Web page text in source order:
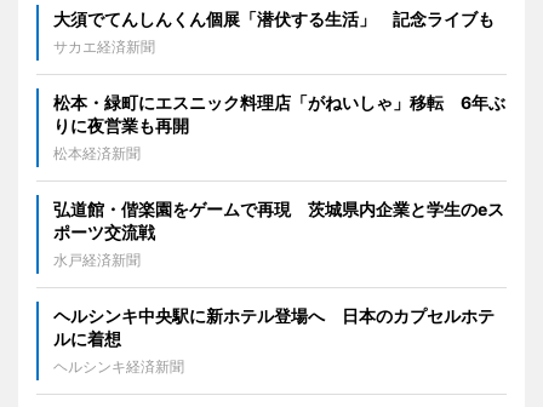
大須でてんしんくん個展「潜伏する生活」 記念ライブも
サカエ経済新聞
松本・緑町にエスニック料理店「がねいしゃ」移転 6年ぶ
りに夜営業も再開
松本経済新聞
弘道館・偕楽園をゲームで再現 茨城県内企業と学生のeス
ポーツ交流戦
水戸経済新聞
ヘルシンキ中央駅に新ホテル登場へ 日本のカプセルホテ
ルに着想
ヘルシンキ経済新聞